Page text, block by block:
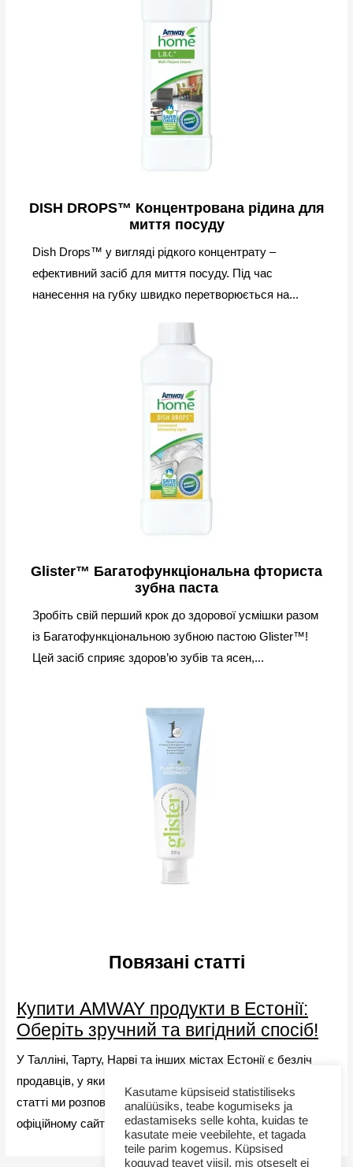
DISH DROPS™ Концентрована рідина для
миття посуду
Dish Drops™ у вигляді рідкого концентрату –
ефективний засіб для миття посуду. Під час
нанесення на губку швидко перетворюється на...
Glister™ Багатофункціональна фториста
зубна паста
Зробіть свій перший крок до здорової усмішки разом
із Багатофункціональною зубною пастою Glister™!
Цей засіб сприяє здоров’ю зубів та ясен,...
Повязані статті
Купити AMWAY продукти в Естонії:
Оберіть зручний та вигідний спосіб!
У Талліні, Тарту, Нарві та інших містах Естонії є безліч
продавців, у яких можна замовити AMWAY продукти. У цій
статті ми розповімо вам про переваги онлайн-покупок на
офіційному сайті AMWAY компанії.
Kasutame küpsiseid statistiliseks
analüüsiks, teabe kogumiseks ja
edastamiseks selle kohta, kuidas te
kasutate meie veebilehte, et tagada
teile parim kogemus. Küpsised
koguvad teavet viisil, mis otseselt ei